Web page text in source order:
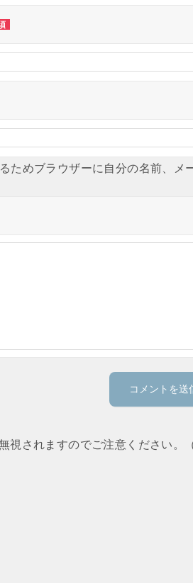
ためブラウザーに自分の名前、メ
視されますのでご注意ください。